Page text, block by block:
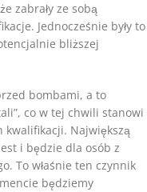
zabrały ze sobą
Jednocześnie były to
bliższej
bombami, a to
co w tej chwili stanowi
Największą
i będzie dla osób z
To właśnie ten czynnik
będziemy